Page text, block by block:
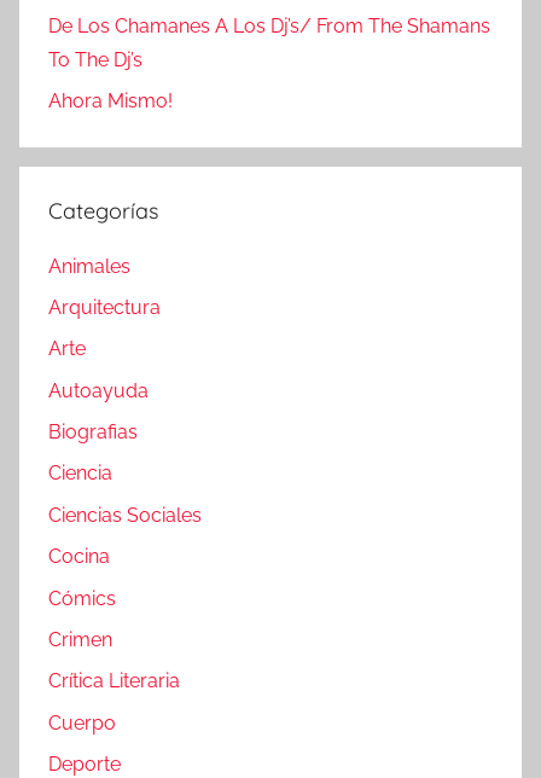
De Los Chamanes A Los Dj’s/ From The Shamans
To The Dj’s
Ahora Mismo!
Categorías
Animales
Arquitectura
Arte
Autoayuda
Biografias
Ciencia
Ciencias Sociales
Cocina
Cómics
Crimen
Crítica Literaria
Cuerpo
Deporte